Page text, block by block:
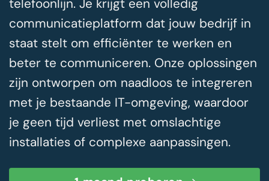
communicatieplatform dat jouw bedrijf in
staat stelt om efficiënter te werken en
beter te communiceren. Onze oplossingen
zijn ontworpen om naadloos te integreren
met je bestaande IT-omgeving, waardoor
je geen tijd verliest met omslachtige
installaties of complexe aanpassingen.